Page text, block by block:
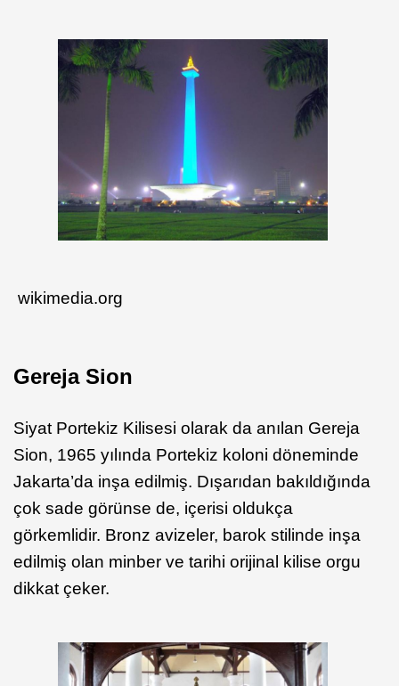
wikimedia.org
Gereja Sion
Siyat Portekiz Kilisesi olarak da anılan Gereja
Sion, 1965 yılında Portekiz koloni döneminde
Jakarta’da inşa edilmiş. Dışarıdan bakıldığında
çok sade görünse de, içerisi oldukça
görkemlidir. Bronz avizeler, barok stilinde inşa
edilmiş olan minber ve tarihi orijinal kilise orgu
dikkat çeker.